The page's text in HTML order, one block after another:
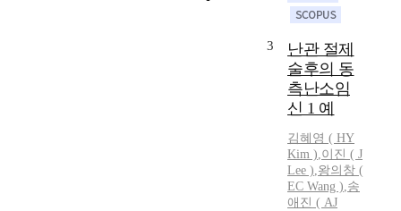
3
난관 절제
술후의 동
측난소임
신 1 예
김혜영 ( HY
Kim ),이진 ( J
Lee ),왕의창 (
EC Wang ),송
애진 ( AJ